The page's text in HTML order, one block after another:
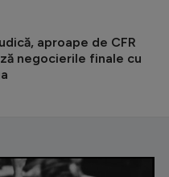
aproape de CFR
negocierile finale cu